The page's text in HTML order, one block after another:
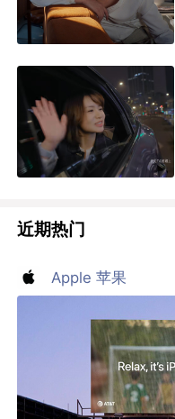
近期热门
Apple 苹果